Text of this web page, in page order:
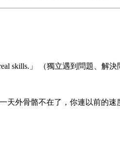
real skills.」 （獨立遇到問題、
外骨骼不在了，你連以前的速